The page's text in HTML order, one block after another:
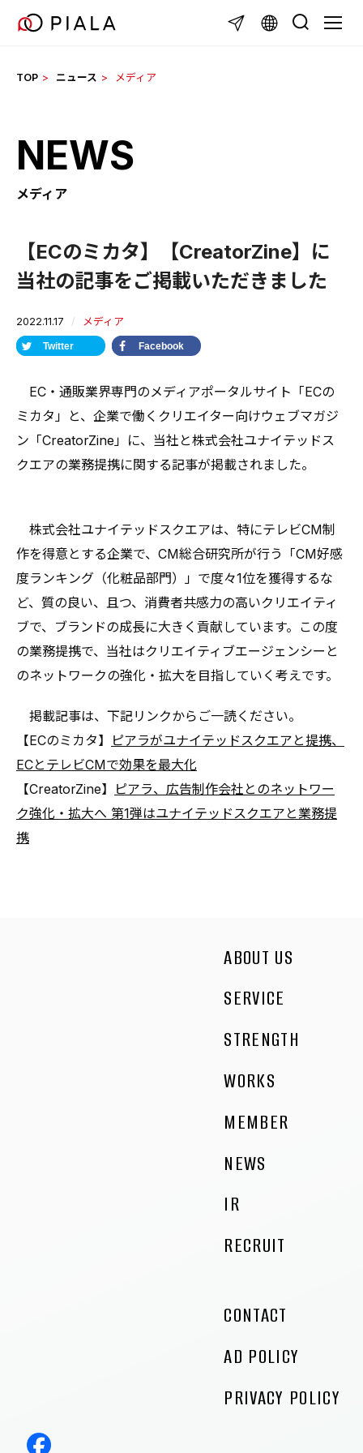
TOP ニュース メディア
NEWS
メディア
【ECのミカタ】【CreatorZine】に
当社の記事をご掲載いただきました
2022.11.17 メディア
Twitter Facebook
EC・通販業界専門のメディアポータルサイト「ECの
ミカタ」と、企業で働くクリエイター向けウェブマガジ
ン「CreatorZine」に、当社と株式会社ユナイテッドス
クエアの業務提携に関する記事が掲載されました。
株式会社ユナイテッドスクエアは、特にテレビCM制
作を得意とする企業で、CM総合研究所が行う「CM好感
度ランキング（化粧品部門）」で度々1位を獲得するな
ど、質の良い、且つ、消費者共感力の高いクリエイティ
ブで、ブランドの成長に大きく貢献しています。この度
の業務提携で、当社はクリエイティブエージェンシーと
のネットワークの強化・拡大を目指していく考えです。
掲載記事は、下記リンクからご一読ください。
【ECのミカタ】
ピアラがユナイテッドスクエアと提携、
ECとテレビCMで効果を最大化
【CreatorZine】
ピアラ、広告制作会社とのネットワー
ク強化・拡大へ 第1弾はユナイテッドスクエアと業務提
携
ABOUT US
SERVICE
STRENGTH
WORKS
MEMBER
NEWS
IR
RECRUIT
CONTACT
AD POLICY
PRIVACY POLICY